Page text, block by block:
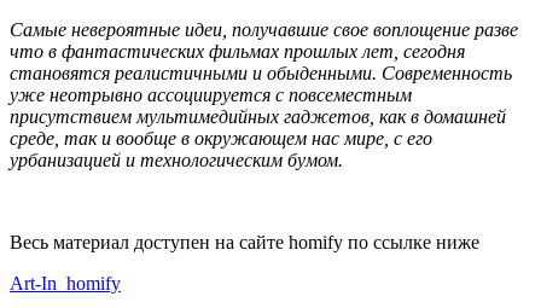
Самые невероятные идеи, получавшие свое воплощение разве
что в фантастических фильмах прошлых лет, сегодня
становятся реалистичными и обыденными. Современность
уже неотрывно ассоциируется с повсеместным
присутствием мультимедийных гаджетов, как в домашней
среде, так и вообще в окружающем нас мире, с его
урбанизацией и технологическим бумом.
Весь материал доступен на сайте homify по ссылке ниже
Art-In_homify